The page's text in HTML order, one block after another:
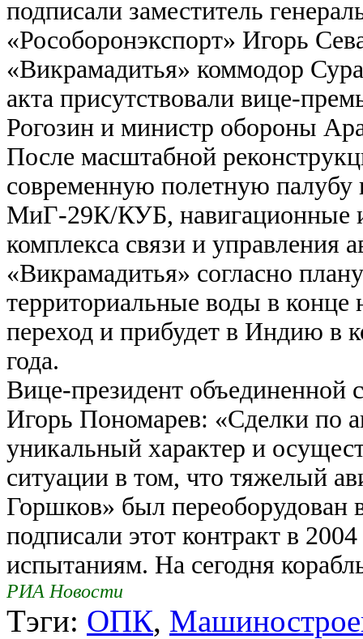
подписали заместитель
«Рособоронэкспорт» Игорь
«Викрамадитья» коммодор
акта присутствовали вице-
Рогозин и министр обороны
После масштабной
современную полетную палубу
МиГ-29К/КУБ, навигационные
комплекса связи и управления
«Викрамадитья» согласно
территориальные воды в
переход и прибудет в Индию в
года.
Вице-президент
Игорь Пономарев: «Сделки по
уникальный характер и
ситуации в том, что тяжелый
Горшков» был
подписали этот контракт в
испытаниям. На сегодня
РИА Новости
Тэги: ОПК,